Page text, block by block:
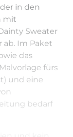
in den
mit
Sweater
ab. Im Paket
das
fürs
und eine
bedarf